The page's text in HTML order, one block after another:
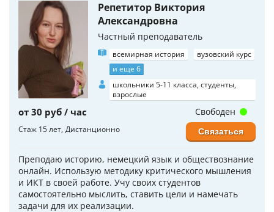
Репетитор Виктория
Александровна
Частный преподаватель
всемирная история
вузовский курс
и еще 6
школьники 5-11 класса, студенты,
взрослые
от 30 руб / час
Стаж 15 лет Дистанционно
Преподаю историю, немецкий язык и обществознание
онлайн. Использую методику критического мышления
и ИКТ в своей работе. Учу своих студентов
самостоятельно мыслить, ставить цели и намечать
задачи для их реализации.
Свободен
Связаться